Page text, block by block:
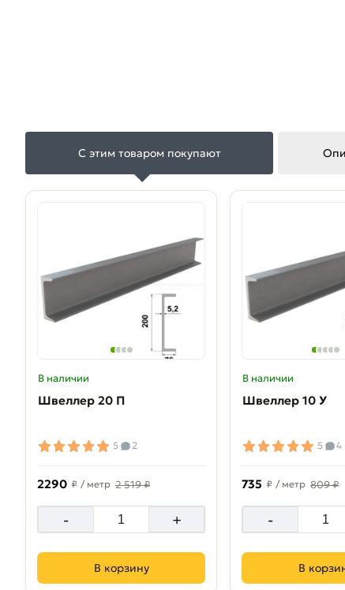
С этим товаром покупают
В наличии
Швеллер 20 П
5 2
2290 ₽ / метр 2 519 ₽
- +
В корзину
В наличии
Швеллер 10 У
5 4
735 ₽ / метр 809 ₽
-
В